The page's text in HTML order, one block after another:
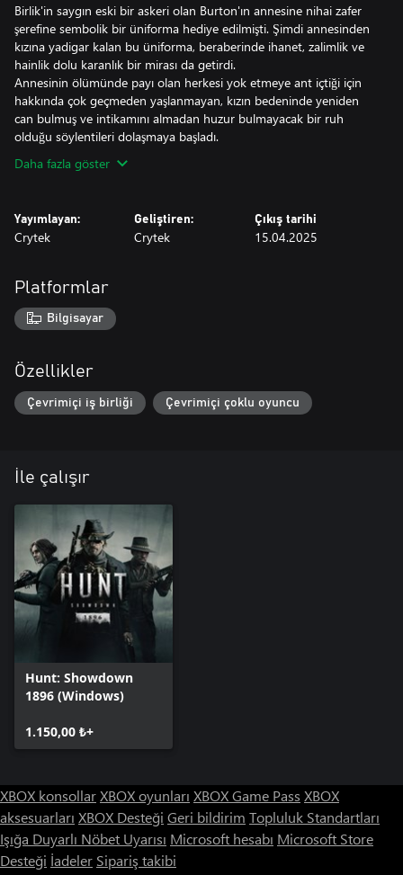
Birlik'in saygın eski bir askeri olan Burton'ın annesine nihai zafer
şerefine sembolik bir üniforma hediye edilmişti. Şimdi annesinden
kızına yadigar kalan bu üniforma, beraberinde ihanet, zalimlik ve
hainlik dolu karanlık bir mirası da getirdi.
Annesinin ölümünde payı olan herkesi yok etmeye ant içtiği için
hakkında çok geçmeden yaşlanmayan, kızın bedeninde yeniden
can bulmuş ve intikamını almadan huzur bulmayacak bir ruh
olduğu söylentileri dolaşmaya başladı.
Daha fazla göster
Yayımlayan:
Crytek
Geliştiren:
Crytek
Çıkış tarihi
15.04.2025
Platformlar
Bilgisayar
Özellikler
Çevrimiçi iş birliği Çevrimiçi çoklu oyuncu
İle çalışır
Hunt: Showdown
1896 (Windows)
1.150,00 ₺+
XBOX konsollarXBOX oyunları XBOX Game Pass XBOX
aksesuarları XBOX Desteği Geri bildirim Topluluk Standartları
Işığa Duyarlı Nöbet Uyarısı Microsoft hesabı Microsoft Store
Desteği İadeler Sipariş takibi